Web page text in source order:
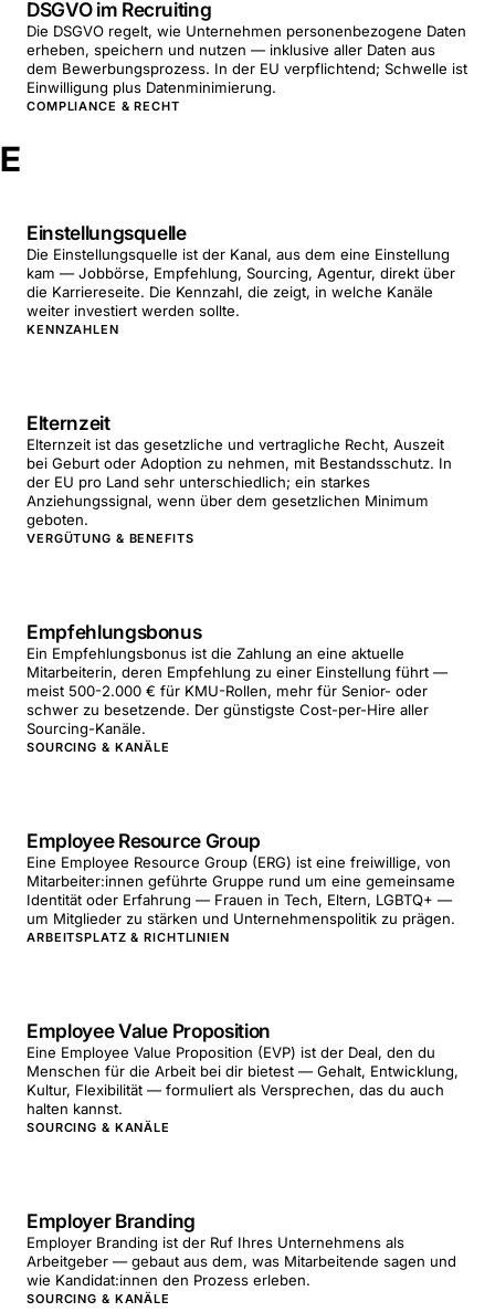
DSGVO im Recruiting
Die DSGVO regelt, wie Unternehmen personenbezogene Daten
erheben, speichern und nutzen — inklusive aller Daten aus
dem Bewerbungsprozess. In der EU verpflichtend; Schwelle ist
Einwilligung plus Datenminimierung.
COMPLIANCE & RECHT
E
Einstellungsquelle
Die Einstellungsquelle ist der Kanal, aus dem eine Einstellung
kam — Jobbörse, Empfehlung, Sourcing, Agentur, direkt über
die Karriereseite. Die Kennzahl, die zeigt, in welche Kanäle
weiter investiert werden sollte.
KENNZAHLEN
Elternzeit
Elternzeit ist das gesetzliche und vertragliche Recht, Auszeit
bei Geburt oder Adoption zu nehmen, mit Bestandsschutz. In
der EU pro Land sehr unterschiedlich; ein starkes
Anziehungssignal, wenn über dem gesetzlichen Minimum
geboten.
VERGÜTUNG & BENEFITS
Empfehlungsbonus
Ein Empfehlungsbonus ist die Zahlung an eine aktuelle
Mitarbeiterin, deren Empfehlung zu einer Einstellung führt —
meist 500-2.000 € für KMU-Rollen, mehr für Senior- oder
schwer zu besetzende. Der günstigste Cost-per-Hire aller
Sourcing-Kanäle.
SOURCING & KANÄLE
Employee Resource Group
Eine Employee Resource Group (ERG) ist eine freiwillige, von
Mitarbeiter:innen geführte Gruppe rund um eine gemeinsame
Identität oder Erfahrung — Frauen in Tech, Eltern, LGBTQ+ —
um Mitglieder zu stärken und Unternehmenspolitik zu prägen.
ARBEITSPLATZ & RICHTLINIEN
Employee Value Proposition
Eine Employee Value Proposition (EVP) ist der Deal, den du
Menschen für die Arbeit bei dir bietest — Gehalt, Entwicklung,
Kultur, Flexibilität — formuliert als Versprechen, das du auch
halten kannst.
SOURCING & KANÄLE
Employer Branding
Employer Branding ist der Ruf Ihres Unternehmens als
Arbeitgeber — gebaut aus dem, was Mitarbeitende sagen und
wie Kandidat:innen den Prozess erleben.
SOURCING & KANÄLE